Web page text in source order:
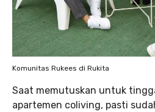
Komunitas Rukees di Rukita
Saat memutuskan untuk
apartemen coliving, pasti